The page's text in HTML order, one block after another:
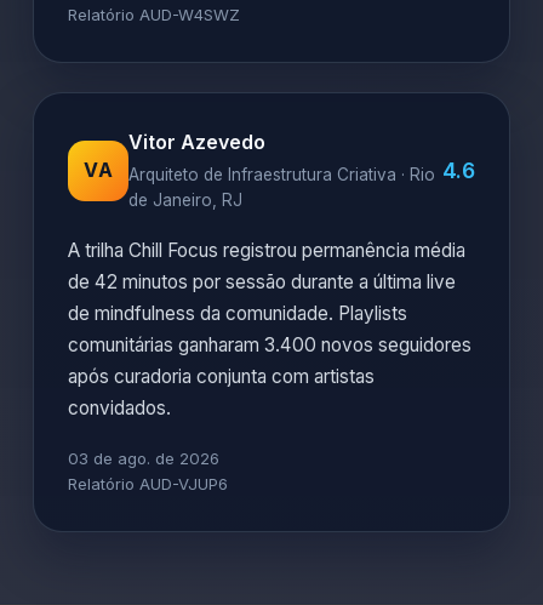
Relatório AUD-W4SWZ
VA
Vitor Azevedo
Arquiteto de Infraestrutura Criativa · Rio
de Janeiro, RJ
4.6
A trilha Chill Focus registrou permanência média
de 42 minutos por sessão durante a última live
de mindfulness da comunidade. Playlists
comunitárias ganharam 3.400 novos seguidores
após curadoria conjunta com artistas
convidados.
03 de ago. de 2026
Relatório AUD-VJUP6